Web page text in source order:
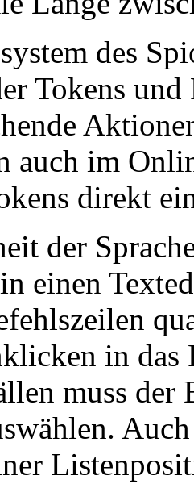
des
Tokens und
auch im
direkt
der
einen
in das
muss der